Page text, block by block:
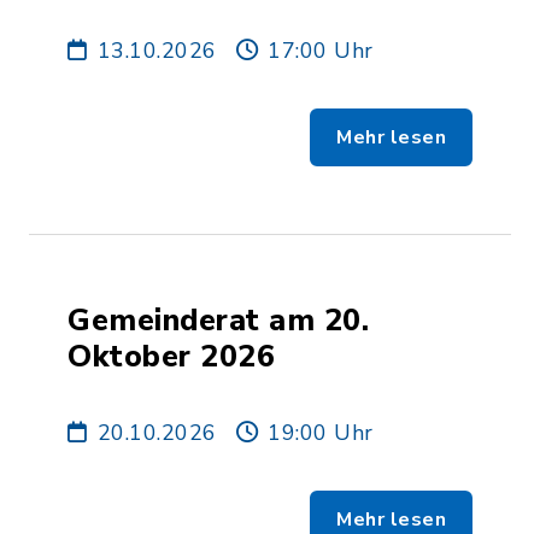
13.10.2026 17:00 Uhr
Mehr lesen
Gemeinderat am 20.
Oktober 2026
20.10.2026 19:00 Uhr
Mehr lesen